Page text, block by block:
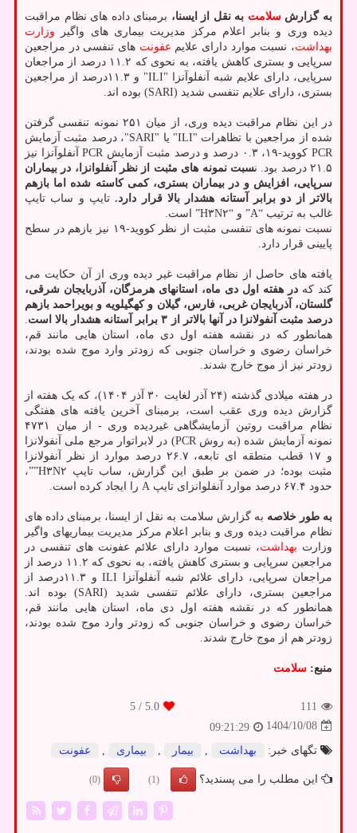
به گزارشسلامت به نقل از ایسنا، برمبنای داده های نظام مراقبت
دیده وری و بنابر اعلام مرکز مدیریت بیماری های واگیر وزارت
بهداشت، نسبت موارد دارای علایم عفونت های تنفسی در مراجعین
سرپایی و بستری کاهش یافته، به نحوی که ۱۱.۲ درصد از مراجعان
سرپایی، دارای علایم شبه آنفلوآنزا "ILI" و ۱۱.۳درصد از مراجعین
بستری، دارای علایم تنفسی شدید (SARI) بوده اند.
در این نظام مراقبت دیده وری، از میان ۲۵۱ نمونه تنفسی گرفتن
شده از مراجعین با تظاهرات "ILI" یا "SARI"، درصد مثبت آزمایش
PCR کووید-۱۹، ۰.۳ درصد و درصد مثبت آزمایش PCR آنفلوآنزا نیز
۲۱.۵ درصد بود. ن
سبت نمونه های مثبت از نظر آنفلوانزا، در بیماران
سرپایی، افزایش و در بیماران بستری، کمی کاسته شده اما بازهم
بالاتر از دو برابر آستانه هشدار بالا قرار دارد. تایپ و ساب تایپ
غالب به ترتیب “A” و “H۳N۲” است.
نسبت نمونه های تنفسی مثبت از نظر کووید-۱۹ نیز بازهم در سطح
پایینی قرار دارد.
یافته های حاصل از نظام مراقبت غیر دیده وری از آن حکایت می
کند که در هفته اول دی ماه، استانهای هرمزگان، آذربایجان شرقی،
گلستان، آذربایجان غربی، فارس، گیلان و کهگیلویه و بویراحمد بازهم
درصد مثبت آنفولانزا در آنها بالاتر از ۳ برابر آستانه هشدار بالا است
.
همانطور که در نقشه هفته اول دی ماه، استان هایی مانند قم،
خراسان رضوی و خراسان جنوبی که زودتر وارد موج شده بودند،
زودتر نیز از موج خارج شدند.
در هفته میلادی گذشته (۲۴ آذر لغایت ۳۰ آذر ۱۴۰۴)، که یک هفته از
گزارش دیده وری عقب است، برمبنای آخرین یافته های هفتگی
نظام مراقبت روتین آزمایشگاهی غیردیده وری - از میان ۴۷۳۱
نمونه آزمایش شده (به روش PCR) در لابراتوار مرجع ملی آنفولانزا
و ۱۷ قطب منطقه ای تابعه، ۲۶.۷ درصد موارد از نظر آنفولانزا
مثبت بوده؛ در ضمن بر طبق این گزارش، ساب تایپ H۳N۲””،
حدود ۶۷.۴ درصد موارد آنفلوانزای تایپ A را ایجاد کرده است.
به طور خلاصه به گزارش سلامت به نقل از ایسنا، برمبنای داده های
نظام مراقبت دیده وری و بنابر اعلام مرکز مدیریت بیماریهای واگیر
وزارت بهداشت، نسبت موارد دارای علائم عفونت های تنفسی در
مراجعین سرپایی و بستری کاهش یافته، به نحوی که ۱۱.۲ درصد از
مراجعان سرپایی، دارای علائم شبه آنفلوآنزا ILI و ۱۱.۳درصد از
مراجعین بستری، دارای علائم تنفسی شدید (SARI) بوده اند.
همانطور که در نقشه هفته اول دی ماه، استان هایی مانند قم،
خراسان رضوی و خراسان جنوبی که زودتر وارد موج شده بودند،
زودتر هم از موج خارج شدند.
منبع: سلامت
111
5.0
/ 5
1404/10/08
09:21:29
تگهای خبر:
بهداشت بیمار بیماری عفونت
این مطلب را می پسندید؟ (1)
(0)